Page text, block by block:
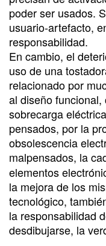
poder ser usados.
usuario-artefacto,
responsabilidad.
En cambio, el
uso de una
relacionado por
al diseño
sobrecarga
pensados, por la
obsolescencia
malpensados, la
elementos
la mejora de los
tecnológico,
la responsabilidad
desdibujarse, la